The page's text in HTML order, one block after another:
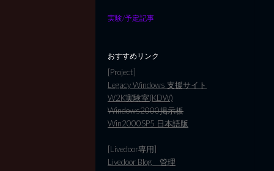
実験/予定記事
おすすめリンク
[Project]
Legacy Windows 支援サイト
W2K実験室(KDW)
Windows2000掲示板
Win2000SP5 日本語版
[Livedoor専用]
Livedoor Blog 管理